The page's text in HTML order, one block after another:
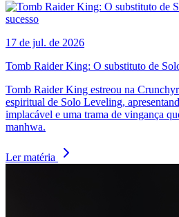
17 de jul. de 2026
Tomb Raider King: O substituto de
Tomb Raider King estreou na
espiritual de Solo Leveling,
implacável e uma trama de vingança
manhwa.
Ler matéria